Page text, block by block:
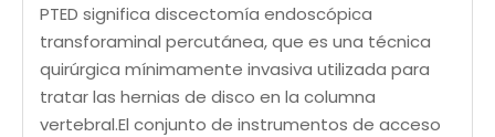
PTED significa discectomía endoscópica
transforaminal percutánea, que es una técnica
quirúrgica mínimamente invasiva utilizada para
tratar las hernias de disco en la columna
vertebral.El conjunto de instrumentos de acceso